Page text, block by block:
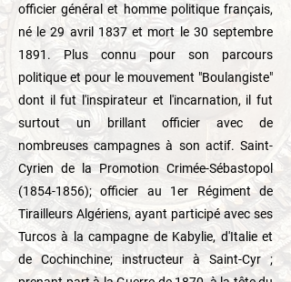
officier général et homme politique français,
né le 29 avril 1837 et mort le 30 septembre
1891. Plus connu pour son parcours
politique et pour le mouvement "Boulangiste"
dont il fut l'inspirateur et l'incarnation, il fut
surtout un brillant officier avec de
nombreuses campagnes à son actif. Saint-
Cyrien de la Promotion Crimée-Sébastopol
(1854-1856); officier au 1er Régiment de
Tirailleurs Algériens, ayant participé avec ses
Turcos à la campagne de Kabylie, d'Italie et
de Cochinchine; instructeur à Saint-Cyr ;